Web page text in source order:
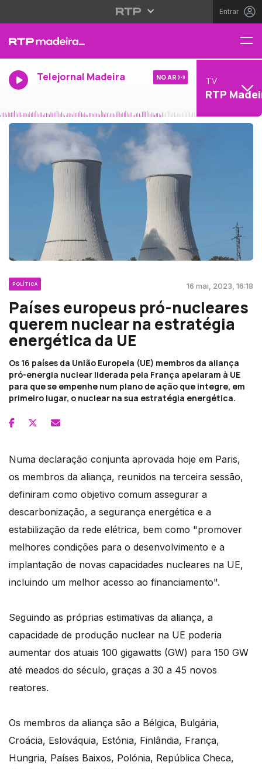
Entrar
Telejornal Madeira NO AR TV
RTP
POLÍTICA 16 mai, 2023, 16:18
Países europeus pró-nucleares
querem nuclear na estratégia
energética da UE
Os 16 países da União Europeia (UE) membros da aliança
pró-energia nuclear liderada pela França apelaram à UE
para que se empenhe num plano de ação que integre, em
primeiro lugar, o nuclear na sua estratégia energética.
Numa declaração conjunta aprovada hoje em Paris,
os membros da aliança, reunidos na terceira sessão,
definiram como objetivo comum assegurar a
descarbonização, a segurança energética e a
estabilização da rede elétrica, bem como "promover
melhores condições para o desenvolvimento e a
implantação de novas capacidades nucleares na UE,
incluindo um melhor acesso ao financiamento".
Seguindo as próprias estimativas da aliança, a
capacidade de produção nuclear na UE poderia
aumentar dos atuais 100 gigawatts (GW) para 150 GW
até meados do século, graças a 30 a 45 novos
reatores.
Os membros da aliança são a Bélgica, Bulgária,
Croácia, Eslováquia, Estónia, Finlândia, França,
Hungria, Países Baixos, Polónia, República Checa,